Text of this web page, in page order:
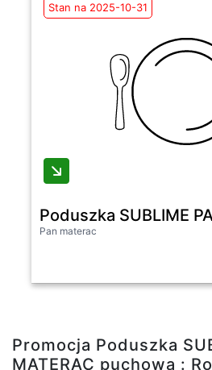
Stan na 2025-10-31
Poduszka SUBLIME
Pan materac
Promocja Poduszka
MATERAC puchowa :